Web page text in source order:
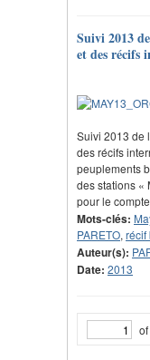
Suivi 2013
et des récifs
Suivi 2013 de
des récifs
peuplements
des stations «
pour le
Mots-clés:
PARETO,récif
Auteur(s):
Date: 2013